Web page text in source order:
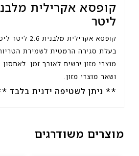
ליטר
קופסא אקרילית
בעלת סגירה הרמטית לשמירת
מוצרי מזון יבשים לאורך זמן.
ושאר מוצרי מזון.
** ניתן לשטיפה ידנית בלבד
מוצרים משודרגים